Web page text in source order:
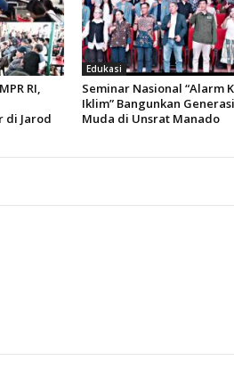
RI,
di Jarod
Edukasi
Seminar Nasional “Alarm
Iklim” Bangunkan Generasi
Muda di Unsrat Manado